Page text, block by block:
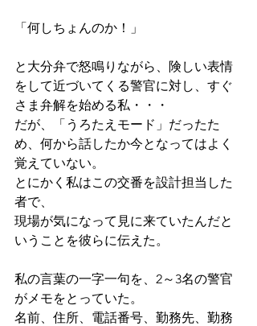
「何しちょんのか！」
と大分弁で怒鳴りながら、険しい表情
をして近づいてくる警官に対し、すぐ
さま弁解を始める私・・・
だが、「うろたえモード」だったた
め、何から話したか今となってはよく
覚えていない。
とにかく私はこの交番を設計担当した
者で、
現場が気になって見に来ていたんだと
いうことを彼らに伝えた。
私の言葉の一字一句を、2～3名の警官
がメモをとっていた。
名前、住所、電話番号、勤務先、勤務